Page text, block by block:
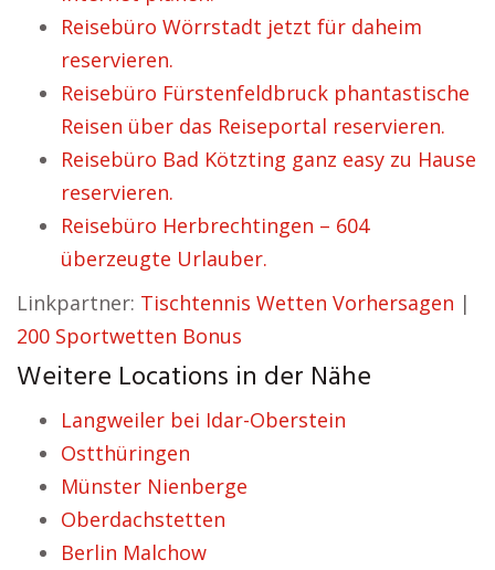
Reisebüro Wörrstadt jetzt für daheim
reservieren.
Reisebüro Fürstenfeldbruck phantastische
Reisen über das Reiseportal reservieren.
Reisebüro Bad Kötzting ganz easy zu Hause
reservieren.
Reisebüro Herbrechtingen – 604
überzeugte Urlauber.
Linkpartner: Tischtennis Wetten Vorhersagen |
200 Sportwetten Bonus
Weitere Locations in der Nähe
Langweiler bei Idar-Oberstein
Ostthüringen
Münster Nienberge
Oberdachstetten
Berlin Malchow